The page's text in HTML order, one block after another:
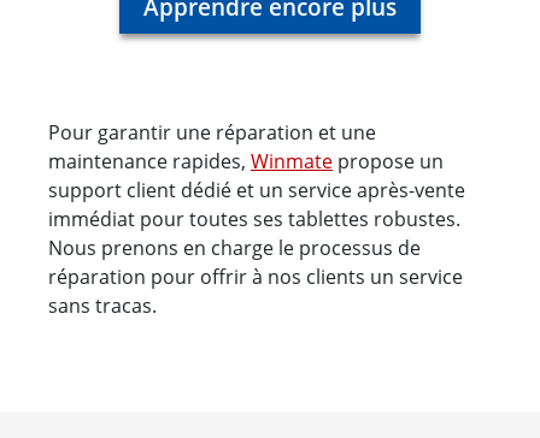
Pour garantir une réparation et une
maintenance rapides, Winmate propose un
support client dédié et un service après-vente
immédiat pour toutes ses tablettes robustes.
Nous prenons en charge le processus de
réparation pour offrir à nos clients un service
sans tracas.